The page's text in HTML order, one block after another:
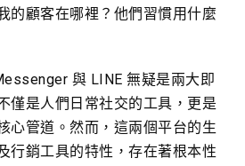
的顧客在哪裡？他們習慣用什麼
與 LINE 無疑是兩大即
僅是人們日常社交的工具，更是
心管道。然而，這兩個平台的生
行銷工具的特性，存在著根本性